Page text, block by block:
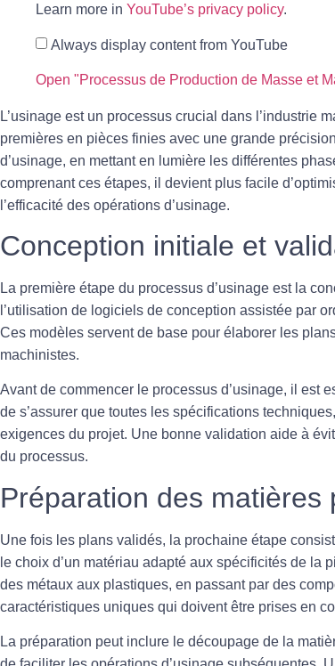
Learn more in YouTube’s privacy policy.
Always display content from YouTube
Open "Processus de Production de Masse et
L’usinage est un processus crucial dans l’industrie
premières en pièces finies avec une grande
d’usinage, en mettant en lumière les différentes
comprenant ces étapes, il devient plus facile
l’efficacité des opérations d’usinage.
Conception initiale et
La première étape du processus d’usinage est la
l’utilisation de logiciels de conception assistée par
Ces modèles servent de base pour élaborer les
machinistes.
Avant de commencer le processus d’usinage, il est
de s’assurer que toutes les spécifications
exigences du projet. Une bonne validation aide à
du processus.
Préparation des matières
Une fois les plans validés, la prochaine étape
le choix d’un matériau adapté aux spécificités de
des métaux aux plastiques, en passant par des
caractéristiques uniques qui doivent être prises en
La préparation peut inclure le découpage de la